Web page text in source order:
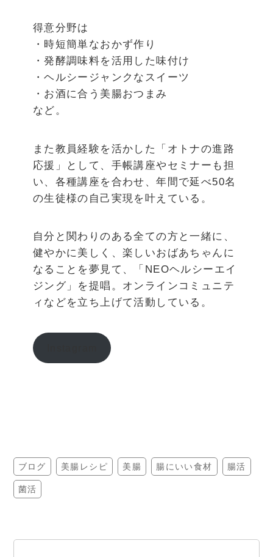
得意分野は
・時短簡単なおかず作り
・発酵調味料を活用した味付け
・ヘルシージャンクなスイーツ
・お酒に合う美腸おつまみ
など。
また教員経験を活かした「オトナの進路
応援」として、手帳講座やセミナーも担
い、各種講座を合わせ、年間で延べ50名
の生徒様の自己実現を叶えている。
自分と関わりのある全ての方と一緒に、
健やかに美しく、楽しいおばあちゃんに
なることを夢見て、「NEOヘルシーエイ
ジング」を提唱。オンラインコミュニテ
ィなどを立ち上げて活動している。
ブログ 美腸レシピ 美腸 腸にいい食材 腸活
菌活